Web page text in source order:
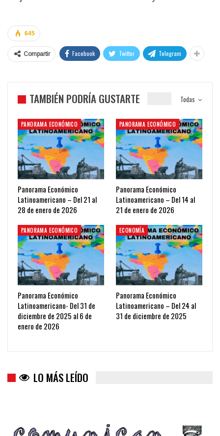
645
Compartir Facebook Twitter Telegram
Todas
TAMBIÉN PODRÍA GUSTARTE
PANORAMA ECONÓMICO
Panorama Económico
Latinoamericano – Del 21 al
28 de enero de 2026
PANORAMA ECONÓMICO
Panorama Económico
Latinoamericano – Del 14 al
21 de enero de 2026
PANORAMA ECONÓMICO
Panorama Económico
Latinoamericano- Del 31 de
diciembre de 2025 al 6 de
enero de 2026
ECONOMÍA
Panorama Económico
Latinoamericano – Del 24 al
31 de diciembre de 2025
LO MÁS LEÍDO